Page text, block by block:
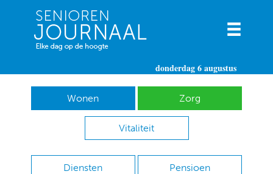
donderdag 6 augustus
Wonen Zorg
Vitaliteit
Diensten Pensioen